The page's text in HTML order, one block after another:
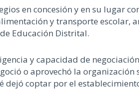
en concesión y en su lugar
y transporte escolar,
Educación Distrital.
y capacidad de
o aprovechó la
dejó coptar por el